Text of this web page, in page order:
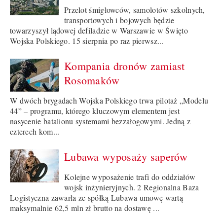
Przelot śmigłowców, samolotów szkolnych,
transportowych i bojowych będzie
towarzyszył lądowej defiladzie w Warszawie w Święto
Wojska Polskiego. 15 sierpnia po raz pierwsz...
Kompania dronów zamiast
Rosomaków
W dwóch brygadach Wojska Polskiego trwa pilotaż „Modelu
44” – programu, którego kluczowym elementem jest
nasycenie batalionu systemami bezzałogowymi. Jedną z
czterech kom...
Lubawa wyposaży saperów
Kolejne wyposażenie trafi do oddziałów
wojsk inżynieryjnych. 2 Regionalna Baza
Logistyczna zawarła ze spółką Lubawa umowę wartą
maksymalnie 62,5 mln zł brutto na dostawę ...